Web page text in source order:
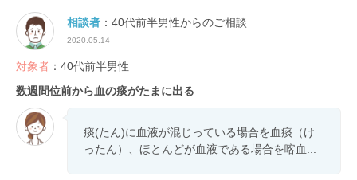
相談者 ：40代前半男性からのご相談
2020.05.14
対象者 ：40代前半男性
数週間位前から血の痰がたまに出る
痰(たん)に血液が混じっている場合を血痰（け
ったん）、ほとんどが血液である場合を喀血...